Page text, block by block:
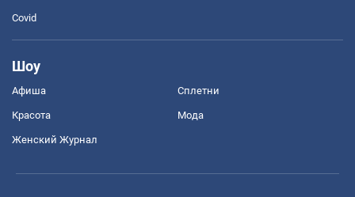
Covid
Шоу
Афиша Сплетни
Красота Мода
Женский Журнал